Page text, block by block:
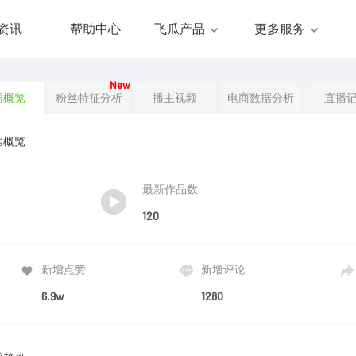
讯 帮助中心 飞瓜产品 更多服务
概览 粉丝特征分析
New
播主视频 电商数据分析 直播
概览
最新作品数
120
新增点赞
6.9w
新增评论
1280